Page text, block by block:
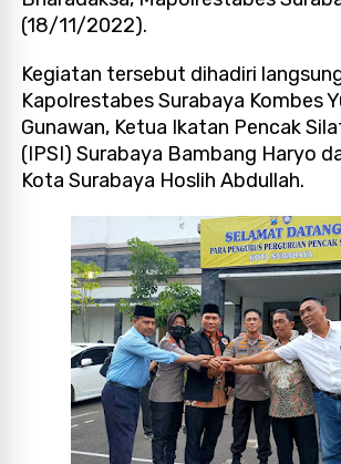
(18/11/2022).
Kegiatan tersebut dihadiri
Kapolrestabes Surabaya Kombes
Gunawan, Ketua Ikatan Pencak
(IPSI) Surabaya Bambang Haryo
Kota Surabaya Hoslih Abdullah.